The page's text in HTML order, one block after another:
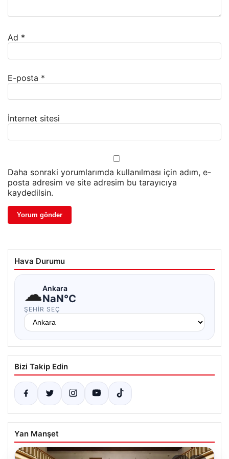
Ad *
E-posta *
İnternet sitesi
Daha sonraki yorumlarımda kullanılması için adım, e-
posta adresim ve site adresim bu tarayıcıya
kaydedilsin.
Hava Durumu
☁Ankara
NaN°C
ŞEHIR SEÇ
Bizi Takip Edin
Yan Manşet